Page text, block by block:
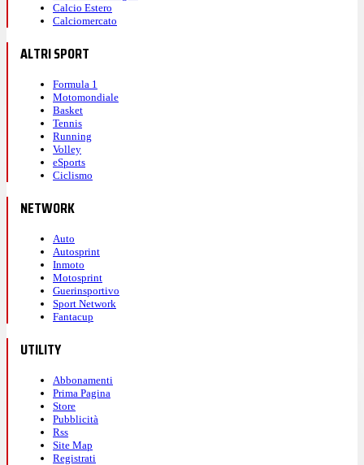
Calcio Estero
Calciomercato
ALTRI SPORT
Formula 1
Motomondiale
Basket
Tennis
Running
Volley
eSports
Ciclismo
NETWORK
Auto
Autosprint
Inmoto
Motosprint
Guerinsportivo
Sport Network
Fantacup
UTILITY
Abbonamenti
Prima Pagina
Store
Pubblicità
Rss
Site Map
Registrati